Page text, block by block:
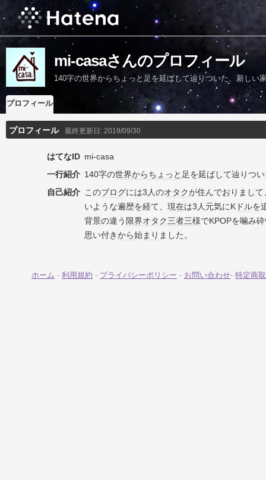
mi-casaさんのプロフィール
140字の世界からちょっと足を延ばして辿りついた、新しい
プロフィール
プロフィール 最終更新日: 2019/09/30
はてなID mi-casa
一行紹介 140字の世界からちょっと 足を延ばして辿りつ
自己紹介 このブログには3人のオタクが住んでおりまし
いような遍歴を経て、 現在は3人元気にK ドルを
背景の違う 限界オタク三者三様でKPOPを噛み
思い付きから始まり ました。
ホーム - 利用規約 - プライバシーポリシー - お問い合わせ- 特定商